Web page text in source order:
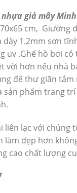
giả mây
cm, Giường
dày 1.2mm sơn
uv .Ghế hồ bơi
vời hơn nếu nhà
để thư giãn
sản phẩm trang
lạc với chúng
làm đẹp hơn
cao chất lượng